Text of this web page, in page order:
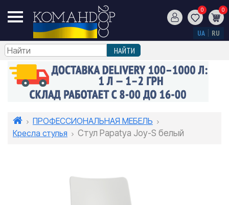
0 0
UA RU
ПРОФЕССИОНАЛЬНАЯ МЕБЕЛЬ
Кресла стулья
Стул Papatya Joy-S белый